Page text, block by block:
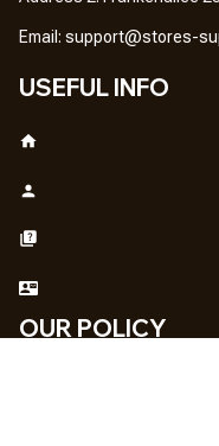
Email: support@stores-
USEFUL INFO
OUR POLICY